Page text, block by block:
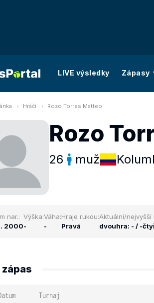
LIVE výsledky Zápasy
Hráči Rozo Torres Matteo
Rozo
26 muž
nar.:
2000
Výška:
-
Váha:
-
Hraje rukou:
Pravá
Aktuální/nejvyšší
dvouhra: - / -
Turnaj